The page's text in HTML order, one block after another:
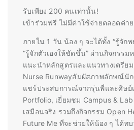
รับเพียง 200 คนเท่านั้น!
เข้าร่วมฟรี ไม่มีค่าใช้จ่ายตลอดค่าย
ภายใน 1 วัน น้อง ๆ จะได้ทั้ง “รู้จัก
“รู้จักตัวเองให้ชัดขึ้น” ผ่านกิจกรรม
แนะนำหลักสูตรและแนวทางเตรีย
Nurse Runwayสัมผัสภาพลักษณ์นั
แชร์ประสบการณ์จากรุ่นพี่และศิษย์
Portfolio, เยี่ยมชม Campus &
เสมือนจริง รวมถึงกิจกรรม Open
Future Me ที่จะช่วยให้น้อง ๆ ได้ท